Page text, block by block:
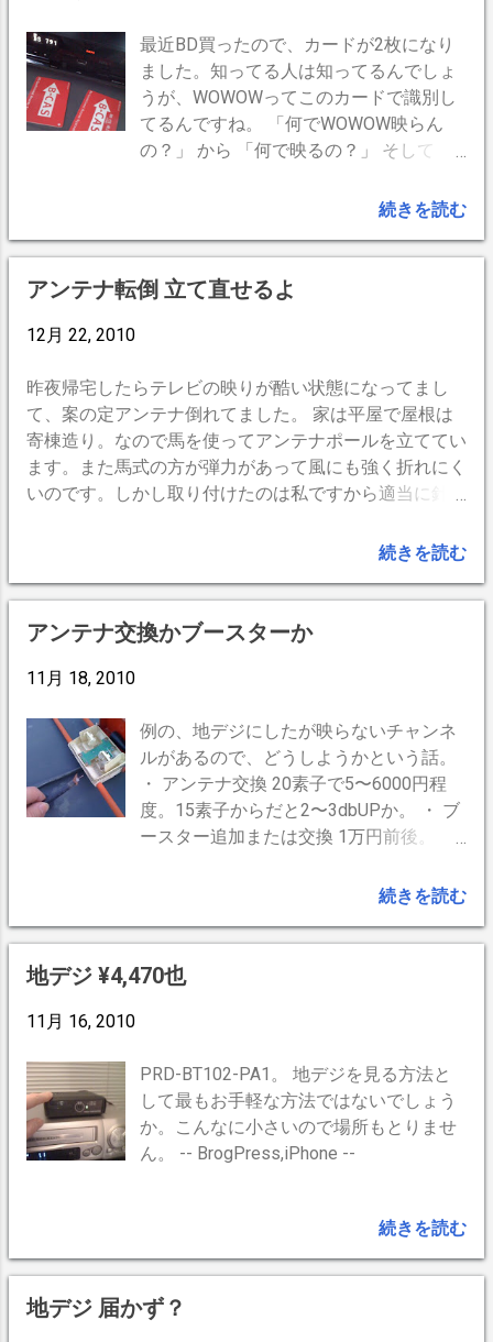
も、アンテナレベルは92％。ここも問題
なし。 第二中継点とF型中継接栓（屋
根） 更に第二中継点。 ここもF型中継接
栓で接続されています。 一方はアンテナ
に、他方はテレビのアンテナ端子に F中
継コネクタを入れてテレビへ接続する
と、なんとここでアンテナレベル44％に
減衰。半分以下とは妙。 F型コネクタとF
型中継接栓でテスト 繰り返し、中継コネ
クタを外してテレビに…アンテナレベル
とBDR１の「BSアンテナ入力」端子をア
ンテナケーブルで接続 BDR１のBSの「テ
レビへ（出力）」端子とテレビの「BSデ
ジタル」端子をアンテナケーブルで接続
します。 ※１. BDRを一台追加するだけ
HDMIケーブルの接続（HDMIケーブル２
本必要）※2 BDRの「HDMI出力」端子と
テレビの「HDMI入力」端子を接続しま
す。テレビのHDMI端子の番号は、自分
で分かればどちらの端子でも構いませ
HDMI端子が一つしかない場合 は HDMI
分配器 （←Amazon）を使います。テレ
ビの買い替え時には後悔しないように端
子の種類や数を確認しておきましょう。
後で追加すると自動切り替え機能などが
るもの アンテナケーブル2本セット
（←Amazon） ラックの配列やコネクタ
同士が狭い環境では、手が入りにくいの
でアンテナケーブルはL型端子よりも真
っ直ぐなタイプをおすすめします。
と、安定して感度アップ。(受信状態をチ
ェックするには携帯電話と屋内の妻が活
躍します。) 結論を言うと、VHFアンテナ
がどうとかよりも接続部分のコードを剥
き直したことの方が好結果に繋がったよ
アンテはクレマチスとか蔦を絡める支柱
最近BD買ったので、カードが2枚になり
ました。知ってる人は知ってるんでしょ
うが、WOWOWってこのカードで識別し
てるんですね。 「何でWOWOW映らん
の？」 から 「何で映るの？」 そして
でもう一つ頭働きませんで。そうと分か
してるカードをデジタルチューナー等に
差し込むとWOWOWが見れるのだ。（当
続きを読む
アンテナ転倒 立て直せるよ
12月 22, 2010
昨夜帰宅したらテレビの映りが酷い状態になってまし
て、案の定アンテナ倒れてました。 家は平屋で屋根は
寄棟造り。なので馬を使ってアンテナポールを立ててい
ます。また馬式の方が弾力があって風にも強く折れにく
いのです。しかし取り付けたのは私ですから適当に針金
バック等でほどけちゃったらしい。 我が家には梯子が
いざ屋根に上ってみると屋根は薄雪で滑るの何のって、
すべるんですが、 立つこと＝転倒＝落下 なので這いず
ってテレビがないと何も始まらない私ですから頑張るわ
続きを読む
アンテナ交換かブースターか
11月 18, 2010
例の、地デジにしたが映らないチャンネ
ルがあるので、どうしようかという話。
・ アンテナ交換 20素子で5〜6000円程
度。15素子からだと2〜3dbUPか。 ・ ブ
ースター追加または交換 1万円前後。
ーの展示テレビの裏側には皆このブース
ウチのブースターは25年物。いっちょ交
換してみるか。幸い店員さんが「効果な
は、もしかして同軸ケーブルを剥き直し
たのが3%UPしたかも。屋根のアンテナ
接続部分からテレビの接続部分等、計5
箇所ほど切り戻し剥き直し。なんと
た。ブースターは丁寧に返品。（すいま
せんm(_ _)m汗） おかげで経費は0円也。
ピカピカの銅線が出るまでシッカリ剥き
続きを読む
地デジ ¥4,470也
11月 16, 2010
PRD-BT102-PA1。 地デジを見る方法と
して最もお手軽な方法ではないでしょう
か。こんなに小さいので場所もとりませ
ん。 -- BrogPress,iPhone --
続きを読む
地デジ 届かず？